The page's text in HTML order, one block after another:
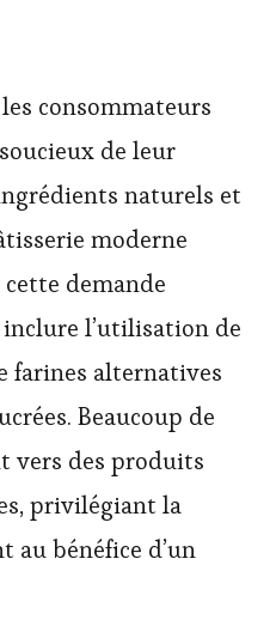
consommateurs
de leur
naturels et
moderne
demande
l’utilisation de
farines alternatives
Beaucoup de
vers des produits
privilégiant la
au bénéfice d’un